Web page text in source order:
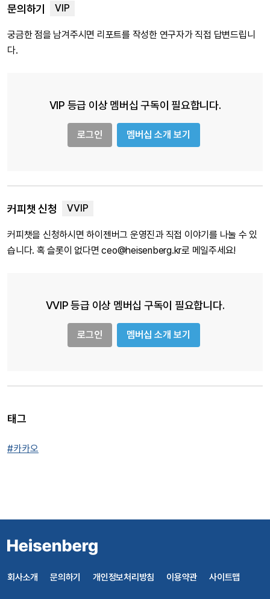
문의하기
궁금한 점을 남겨주시면 리포트를 작성한 연구자가 직접 답변드립니
다.
VIP 등급 이상 멤버십 구독이 필요합니다.
로그인 멤버십 소개 보기
커피챗 신청
커피챗을 신청하시면 하이젠버그 운영진과 직접 이야기를 나눌 수 있
습니다. 혹 슬롯이 없다면 ceo@heisenberg.kr로 메일주세요!
VVIP 등급 이상 멤버십 구독이 필요합니다.
로그인 멤버십 소개 보기
태그
#카카오
회사소개 문의하기 개인정보처리방침 이용약관 사이트맵